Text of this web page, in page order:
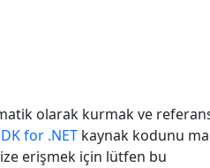
olarak kurmak ve
for .NET kaynak kodunu
erişmek için lütfen bu